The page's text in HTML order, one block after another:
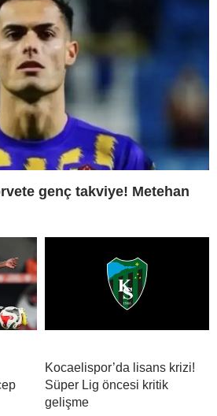
genç takviye! Metehan
Kocaelispor’da lisans krizi!
Süper Lig öncesi kritik
gelişme